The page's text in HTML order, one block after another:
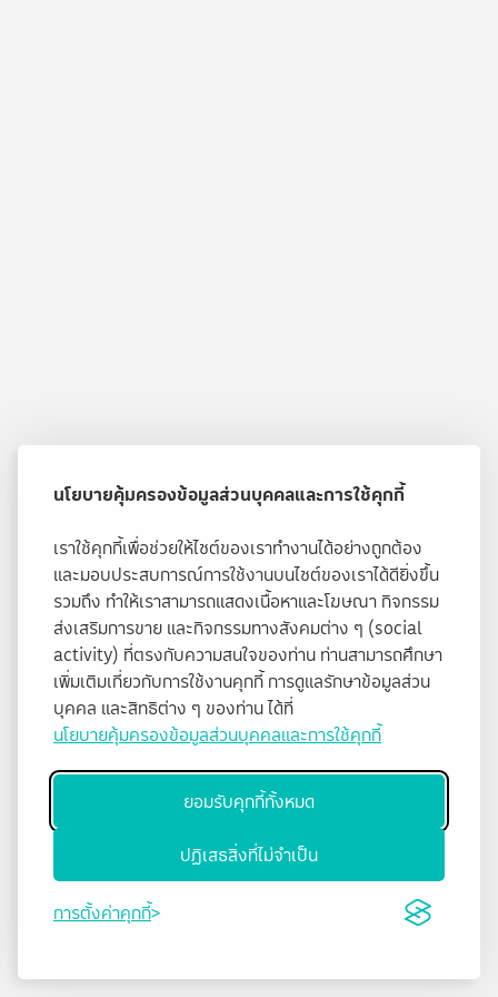
นโยบายคุ้มครองข้อมูลส่วนบุคคลและการใช้คุกกี้
เราใช้คุกกี้เพื่อช่วยให้ไซต์ของเราทำงานได้อย่างถูกต้อง
และมอบประสบการณ์การใช้งานบนไซต์ของเราได้ดียิ่งขึ้น
รวมถึง ทำให้เราสามารถแสดงเนื้อหาและโฆษณา กิจกรรม
ส่งเสริมการขาย และกิจกรรมทางสังคมต่าง ๆ (social
activity) ที่ตรงกับความสนใจของท่าน ท่านสามารถศึกษา
เพิ่มเติมเกี่ยวกับการใช้งานคุกกี้ การดูแลรักษาข้อมูลส่วน
บุคคล และสิทธิต่าง ๆ ของท่าน ได้ที่
นโยบายคุ้มครองข้อมูลส่วนบุคคลและการใช้คุกกี้
ยอมรับคุกกี้ทั้งหมด
ปฏิเสธสิ่งที่ไม่จำเป็น
การตั้งค่าคุกกี้